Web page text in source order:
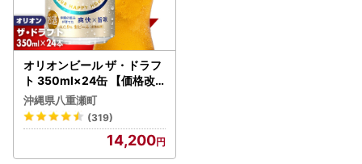
オリオンビール ザ・ドラフ
ト 350ml×24缶 【価格改
定YI】
沖縄県八重瀬町
(319)
14,200